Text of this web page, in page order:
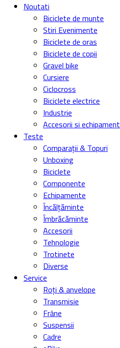
Noutati
Biciclete de munte
Stiri Evenimente
Biciclete de oras
Biciclete de copii
Gravel bike
Cursiere
Ciclocross
Biciclete electrice
Industrie
Accesorii si echipament
Teste
Comparații & Topuri
Unboxing
Biciclete
Componente
Echipamente
Încălțăminte
Îmbrăcăminte
Accesorii
Tehnologie
Trotinete
Diverse
Service
Roți & anvelope
Transmisie
Frâne
Suspensii
Cadre